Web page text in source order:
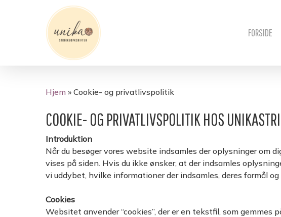
FORSIDE
Hjem » Cookie- og privatlivspolitik
COOKIE- OG PRIVATLIVSPOLITIK HOS
Introduktion
Når du besøger vores website indsamles der oplysninger om
vises på siden. Hvis du ikke ønsker, at der indsamles
vi uddybet, hvilke informationer der indsamles, deres formål
Cookies
Websitet anvender “cookies”, der er en tekstfil, som